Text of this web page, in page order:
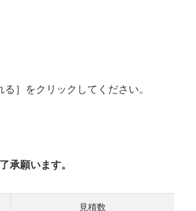
］をクリックしてください。
承願います。
注文数